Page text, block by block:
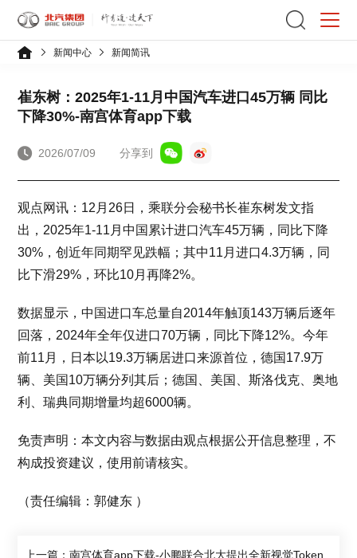
新闻中心 新闻简讯
崔东树：2025年1-11月中国汽车进口45万辆 同比
下降30%-南宫体育app下载
2026/07/09 分享到
观点网讯：12月26日，乘联分会秘书长崔东树发文指
出，2025年1-11月中国累计进口汽车45万辆，同比下降
30%，创近年同期罕见跌幅；其中11月进口4.3万辆，同
比下滑29%，环比10月再降2%。
数据显示，中国进口车总量自2014年触顶143万辆后逐年
回落，2024年全年仅进口70万辆，同比下降12%。今年
前11月，日本以19.3万辆居进口来源首位，德国17.9万
辆、美国10万辆分列其后；德国、美国、斯洛伐克、奥地
利、瑞典同期增量均超6000辆。
免责声明：本文内容与数据由观点根据公开信息整理，不
构成投资建议，使用前请核实。
（责任编辑：郭健东 ）
上一篇：南宫体育app下载-小鹏联合北大提出全新视觉Token